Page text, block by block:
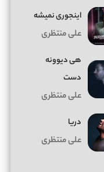
اینجوری نمیشه
علی منتظری
هی دیوونه
دست
علی منتظری
دریا
علی منتظری